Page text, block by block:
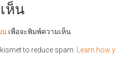
ห็น
บ เพื่อจะพิมพ์ความเห็น
to reduce spam. Learn how